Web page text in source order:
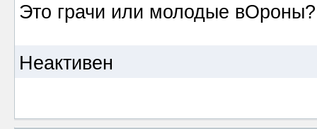
Это грачи или молодые вОроны?
Неактивен